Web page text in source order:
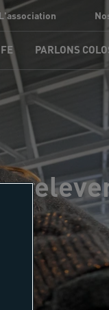
PARLONS